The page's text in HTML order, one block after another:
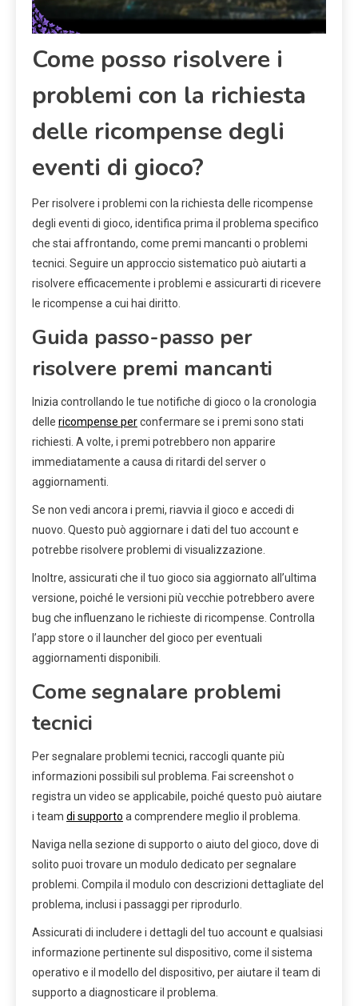
Come posso risolvere i
problemi con la richiesta
delle ricompense degli
eventi di gioco?
Per risolvere i problemi con la richiesta delle ricompense
degli eventi di gioco, identifica prima il problema specifico
che stai affrontando, come premi mancanti o problemi
tecnici. Seguire un approccio sistematico può aiutarti a
risolvere efficacemente i problemi e assicurarti di ricevere
le ricompense a cui hai diritto.
Guida passo-passo per
risolvere premi mancanti
Inizia controllando le tue notifiche di gioco o la cronologia
delle ricompense perconfermare se i premi sono stati
richiesti. A volte, i premi potrebbero non apparire
immediatamente a causa di ritardi del server o
aggiornamenti.
Se non vedi ancora i premi, riavvia il gioco e accedi di
nuovo. Questo può aggiornare i dati del tuo account e
potrebbe risolvere problemi di visualizzazione.
Inoltre, assicurati che il tuo gioco sia aggiornato all’ultima
versione, poiché le versioni più vecchie potrebbero avere
bug che influenzano le richieste di ricompense. Controlla
l’app store o il launcher del gioco per eventuali
aggiornamenti disponibili.
Come segnalare problemi
tecnici
Per segnalare problemi tecnici, raccogli quante più
informazioni possibili sul problema. Fai screenshot o
registra un video se applicabile, poiché questo può aiutare
i team di supporto a comprendere meglio il problema.
Naviga nella sezione di supporto o aiuto del gioco, dove di
solito puoi trovare un modulo dedicato per segnalare
problemi. Compila il modulo con descrizioni dettagliate del
problema, inclusi i passaggi per riprodurlo.
Assicurati di includere i dettagli del tuo account e qualsiasi
informazione pertinente sul dispositivo, come il sistema
operativo e il modello del dispositivo, per aiutare il team di
supporto a diagnosticare il problema.